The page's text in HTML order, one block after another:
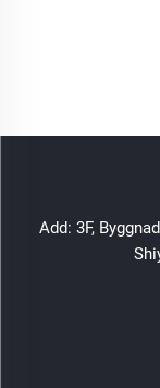
Add: 3F,